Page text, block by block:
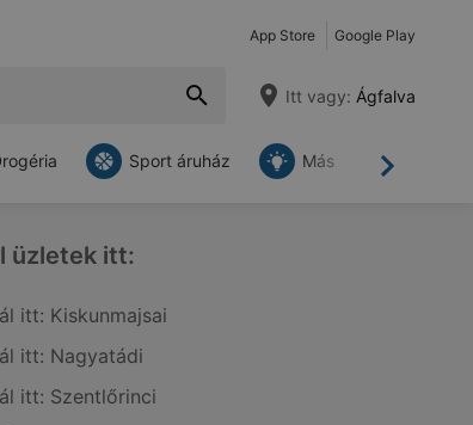
App Store Google Play
Itt vagy: Ágfalva
Tovább
Sport áruház Más
üzletek itt:
itt: Kiskunmajsai
itt: Nagyatádi
itt: Szentlőrinci